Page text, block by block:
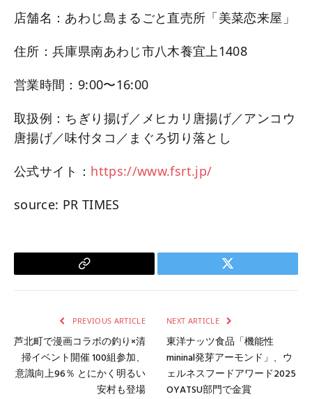
店舗名：あわじ島まるごと直売所「美菜恋来屋」
住所：兵庫県南あわじ市八木養宜上1408
営業時間：9:00〜16:00
取扱例：ちぎり揚げ／メヒカリ唐揚げ／アンコウ
唐揚げ／味付タコ／まぐろ切り落とし
公式サイト： https://www.fsrt.jp/
source: PR TIMES
Copy
Twitter
PREVIOUS ARTICLE
芦北町で漫画コラボの釣り×清
掃イベント開催 100組参加、
意識向上96％ とにかく明るい
安村も登場
NEXT ARTICLE
東洋ナッツ食品「機能性
mininal発芽アーモンド」、ウ
ェルネスフードアワード2025
OYATSU部門で金賞